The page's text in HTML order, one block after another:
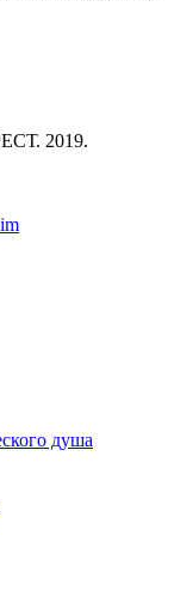
2019.
душа